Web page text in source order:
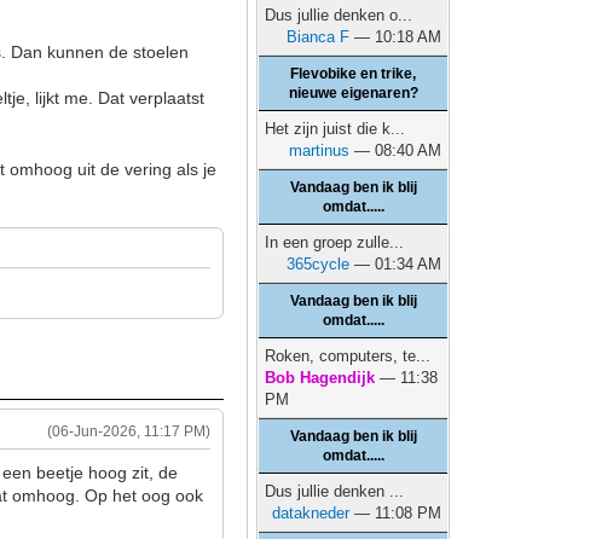
Dan kunnen de stoelen
lijkt me. Dat verplaatst
omhoog uit de vering als je
(06-Jun-2026, 11:17 PM)
beetje hoog zit, de
omhoog. Op het oog ook
Dus jullie denken o...
Bianca F — 10:18 AM
Flevobike en trike,
nieuwe eigenaren?
Het zijn juist die k...
martinus — 08:40 AM
Vandaag ben ik blij
omdat.....
In een groep zulle...
365cycle — 01:34 AM
Vandaag ben ik blij
omdat.....
Roken, computers, te...
Bob Hagendijk — 11:38
PM
Vandaag ben ik blij
omdat.....
Dus jullie denken ...
datakneder— 11:08 PM